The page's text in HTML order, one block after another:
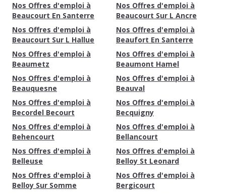
Nos Offres d'emploi à
Beaucourt En Santerre
Nos Offres d'emploi à
Beaucourt Sur L Ancre
Nos Offres d'emploi à
Beaucourt Sur L Hallue
Nos Offres d'emploi à
Beaufort En Santerre
Nos Offres d'emploi à
Beaumetz
Nos Offres d'emploi à
Beaumont Hamel
Nos Offres d'emploi à
Beauquesne
Nos Offres d'emploi à
Beauval
Nos Offres d'emploi à
Becordel Becourt
Nos Offres d'emploi à
Becquigny
Nos Offres d'emploi à
Behencourt
Nos Offres d'emploi à
Bellancourt
Nos Offres d'emploi à
Belleuse
Nos Offres d'emploi à
Belloy St Leonard
Nos Offres d'emploi à
Belloy Sur Somme
Nos Offres d'emploi à
Bergicourt